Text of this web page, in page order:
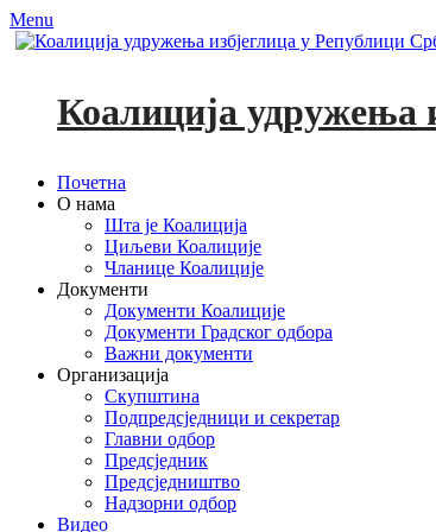
Menu
Коалиција удружења
Primary
Menu
Skip
Почетна
О нама
Шта је Коалиција
Циљеви Коалиције
Чланице Коалиције
Документи
Документи Коалиције
Документи Градског одбора
Важни документи
Организација
Скупштина
Подпредсједници и секретар
Главни одбор
Предсједник
Предсједништво
Надзорни одбор
Видео